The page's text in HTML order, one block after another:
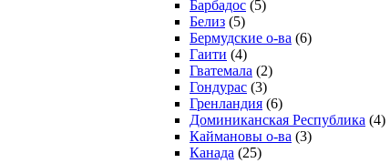
Барбадос (5)
Белиз (5)
Бермудские о-ва (6)
Гаити (4)
Гватемала (2)
Гондурас (3)
Гренландия (6)
Доминиканская Республика (4)
Каймановы о-ва (3)
Канада (25)